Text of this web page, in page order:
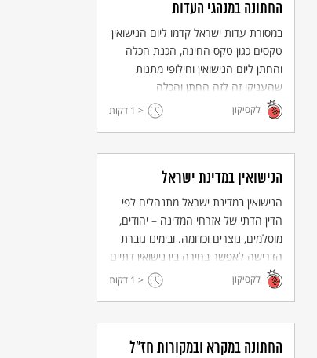
ריקוד חתונה הכולל להטוטי ריקוד.
© Israelimages.com / Flavio
Sklar
החתונה במנהגי העדות
במסורת עדות ישראל קדמו ליום הנישואין
טקסים כגון טקס החינה, הכנת הכלה
והחתן ליום הנישואין וחילופי מתנות
שהעניקו זה לזה החתן והכלה
ומשפחותיהם.
לקסיקון < 1 דקות
הנישואין במדינת ישראל
הנישואין במדינת ישראל מתנהלים לפי
הדין הדתי של אזרחי המדינה – יהודים,
מוסלמים, נוצרים וכדומה. ובימינו גוברת
הדרישה לאפשר בחירה בין נישואין דתיים
לנישואים אזרחיים.
לקסיקון < 1 דקות
החתונה במקרא ובמקורות חז"ל